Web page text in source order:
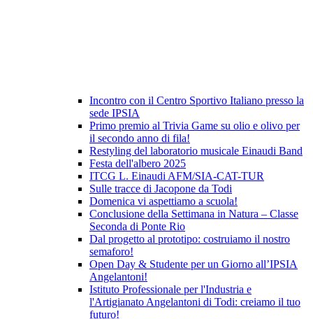
Incontro con il Centro Sportivo Italiano presso la
sede IPSIA
Primo premio al Trivia Game su olio e olivo per
il secondo anno di fila!
Restyling del laboratorio musicale Einaudi Band
Festa dell'albero 2025
ITCG L. Einaudi AFM/SIA-CAT-TUR
Sulle tracce di Jacopone da Todi
Domenica vi aspettiamo a scuola!
Conclusione della Settimana in Natura – Classe
Seconda di Ponte Rio
Dal progetto al prototipo: costruiamo il nostro
semaforo!
Open Day & Studente per un Giorno all’IPSIA
Angelantoni!
Istituto Professionale per l'Industria e
l'Artigianato Angelantoni di Todi: creiamo il tuo
futuro!